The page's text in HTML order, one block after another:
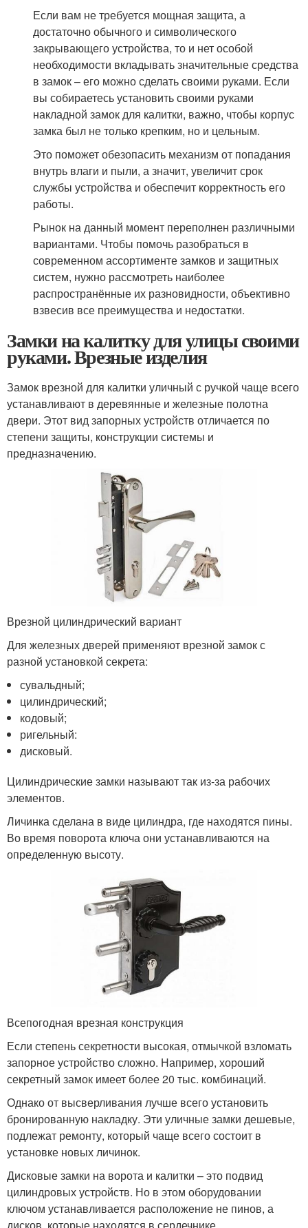
Если вам не требуется мощная защита, а
достаточно обычного и символического
закрывающего устройства, то и нет особой
необходимости вкладывать значительные средства
в замок – его можно сделать своими руками. Если
вы собираетесь установить своими руками
накладной замок для калитки, важно, чтобы корпус
замка был не только крепким, но и цельным.
Это поможет обезопасить механизм от попадания
внутрь влаги и пыли, а значит, увеличит срок
службы устройства и обеспечит корректность его
работы.
Рынок на данный момент переполнен различными
вариантами. Чтобы помочь разобраться в
современном ассортименте замков и защитных
систем, нужно рассмотреть наиболее
распространённые их разновидности, объективно
взвесив все преимущества и недостатки.
Замки на калитку для улицы своими
руками. Врезные изделия
Замок врезной для калитки уличный с ручкой чаще всего
устанавливают в деревянные и железные полотна
двери. Этот вид запорных устройств отличается по
степени защиты, конструкции системы и
предназначению.
Врезной цилиндрический вариант
Для железных дверей применяют врезной замок с
разной установкой секрета:
сувальдный;
цилиндрический;
кодовый;
ригельный:
дисковый.
Цилиндрические замки называют так из-за рабочих
элементов.
Личинка сделана в виде цилиндра, где находятся пины.
Во время поворота ключа они устанавливаются на
определенную высоту.
Всепогодная врезная конструкция
Если степень секретности высокая, отмычкой взломать
запорное устройство сложно. Например, хороший
секретный замок имеет более 20 тыс. комбинаций.
Однако от высверливания лучше всего установить
бронированную накладку. Эти уличные замки дешевые,
подлежат ремонту, который чаще всего состоит в
установке новых личинок.
Дисковые замки на ворота и калитки – это подвид
цилиндровых устройств. Но в этом оборудовании
ключом устанавливается расположение не пинов, а
дисков, которые находятся в сердечнике.